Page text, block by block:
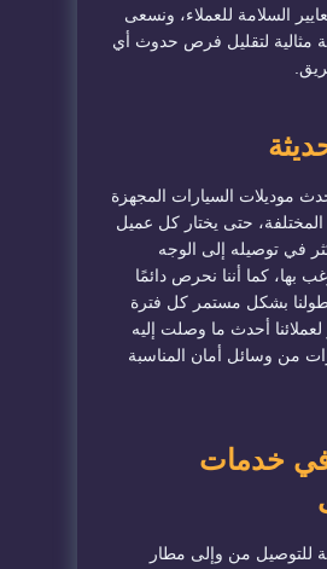
السلامة للعملاء، ونسعى
مثالية لتقليل فرص حدوث أي
موديلات السيارات المجهزة
المختلفة، حتى يختار كل عميل
في توصيله إلى الوجه
بها، كما أننا نحرص دائمًا
بشكل مستمر كل فترة
أحدث ما وصلت إليه
من وسائل أمان المناسبة
خدمات
للتوصيل من وإلى مطار